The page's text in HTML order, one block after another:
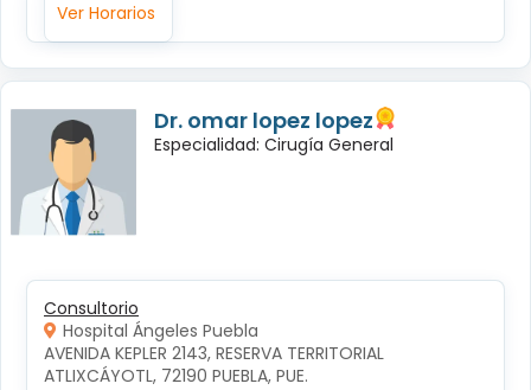
Ver Horarios
Dr. omar lopez lopez
Especialidad: Cirugía General
Consultorio
Hospital Ángeles Puebla
AVENIDA KEPLER 2143, RESERVA TERRITORIAL
ATLIXCÁYOTL, 72190 PUEBLA, PUE.